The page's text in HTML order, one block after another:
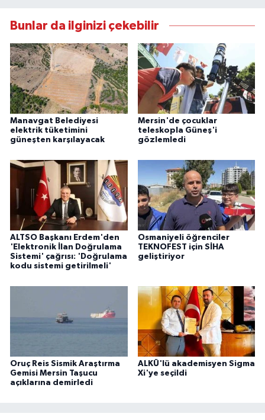
Bunlar da ilginizi çekebilir
Manavgat Belediyesi
elektrik tüketimini
güneşten karşılayacak
Mersin'de çocuklar
teleskopla Güneş'i
gözlemledi
ALTSO Başkanı Erdem'den
'Elektronik İlan Doğrulama
Sistemi' çağrısı: 'Doğrulama
kodu sistemi getirilmeli'
Osmaniyeli öğrenciler
TEKNOFEST için SİHA
geliştiriyor
Oruç Reis Sismik Araştırma
Gemisi Mersin Taşucu
açıklarına demirledi
ALKÜ'lü akademisyen Sigma
Xi'ye seçildi